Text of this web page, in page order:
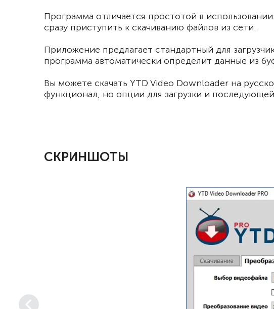
Программа отличается простотой в
сразу приступить к скачиванию файлов из сети.
Приложение предлагает стандартный для
программа автоматически определит данные из
Вы можете скачать YTD Video Downloader на
функционал, но опции для загрузки и
СКРИНШОТЫ